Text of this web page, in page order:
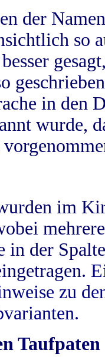
der
so
in
wurde,
im
in der
zu
Taufpaten